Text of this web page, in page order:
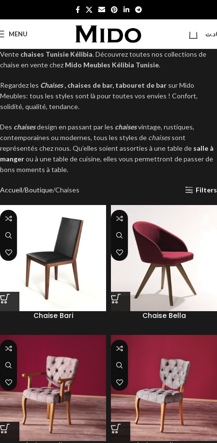
MENU د.ت
Vente chaises Tunisie Kélibia. Découvrez toutes nos collections de
chaise en vente chez Mido Meubles Kélibia Tunisie.
Regardez les Chaises, chaises de bar, tabouret de bar sur Mido
Meubles: tous les styles sont là pour toutes vos envies ! Confort,
solidité, qualité, tendance.
Des chaisesdesign en passant par les chaisesvintage, rustiques,
contemporaines ou modernes, tous les styles de chaisessont
représentés chez nous. Qu’elles soient assorties à une table de salle à
mangerou à une table de cuisine, elles vous permettront de passer de
bons moments à table.
Accueil Boutique Chaises Filters
Chaise Bari Chaise Bella